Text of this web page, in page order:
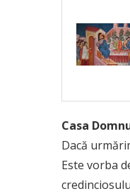
Casa
Dacă
Este vorba